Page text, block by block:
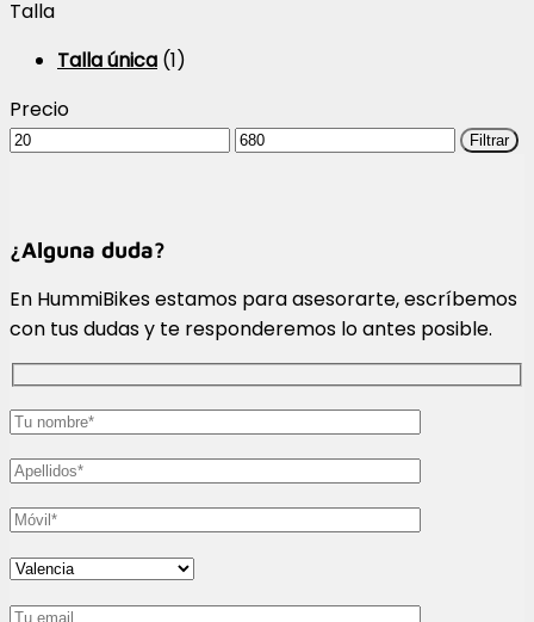
Talla
Talla única (1)
Precio
Precio
Precio
Filtrar
¿Alguna duda?
En HummiBikes estamos para asesorarte, escríbemos
con tus dudas y te responderemos lo antes posible.